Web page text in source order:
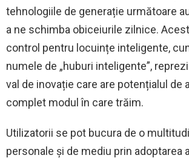
tehnologiile de generație următoare
a ne schimba obiceiurile zilnice.
control pentru locuințe inteligente,
numele de „huburi inteligente”,
val de inovație care are potențialul de
complet modul în care trăim.
Utilizatorii se pot bucura de o
personale și de mediu prin adoptarea